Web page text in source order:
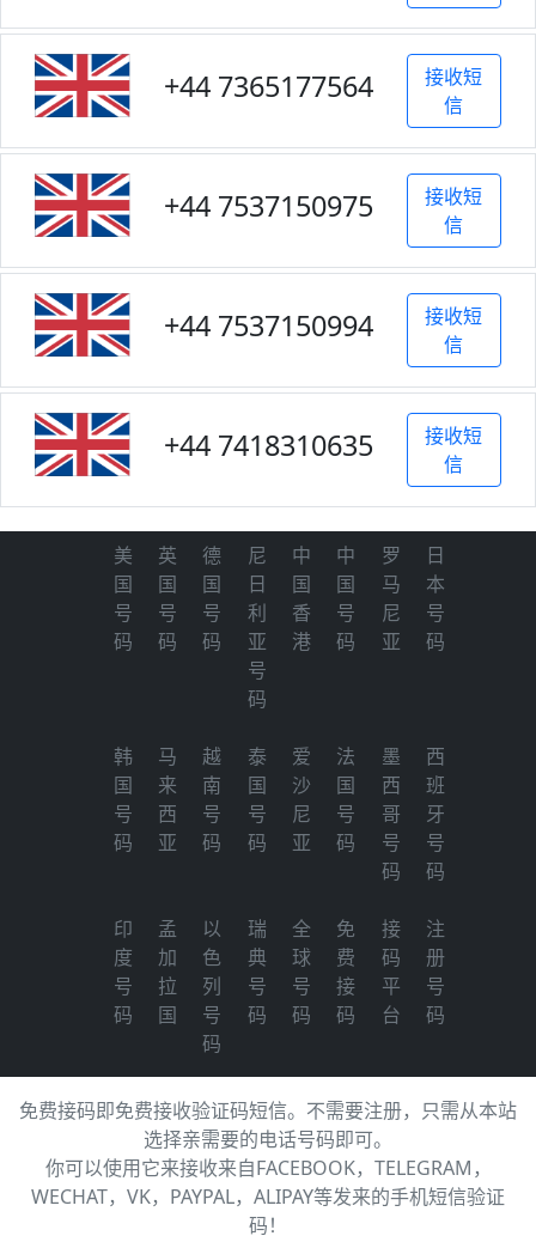
+44 7365177564
接收短
信
+44 7537150975
接收短
信
+44 7537150994
接收短
信
+44 7418310635
接收短
信
美
国
号
码
英
国
号
码
德
国
号
码
尼
日
利
亚
号
码
中
国
香
港
中
国
号
码
罗
马
尼
亚
日
本
号
码
韩
国
号
码
马
来
西
亚
越
南
号
码
泰
国
号
码
爱
沙
尼
亚
法
国
号
码
墨
西
哥
号
码
西
班
牙
号
码
印
度
号
码
孟
加
拉
国
以
色
列
号
码
瑞
典
号
码
全
球
号
码
免
费
接
码
接
码
平
台
注
册
号
码
免费接码即免费接收验证码短信。不需要注册，只需从本站
选择亲需要的电话号码即可。
你可以使用它来接收来自FACEBOOK，TELEGRAM，
WECHAT，VK，PAYPAL，ALIPAY等发来的手机短信验证
码！